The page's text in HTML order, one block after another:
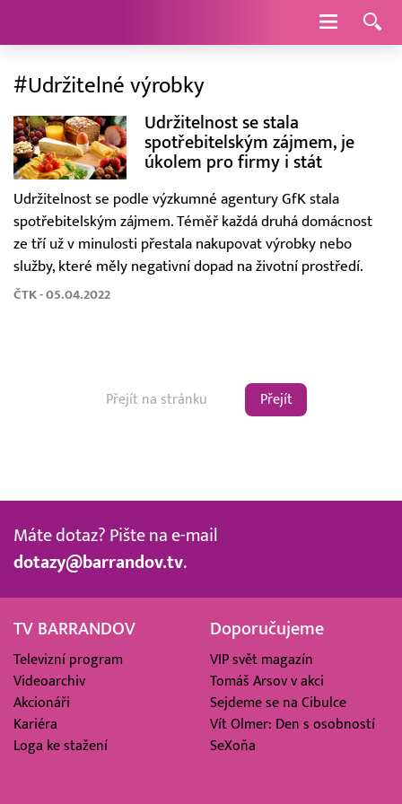
Navigace
#Udržitelné výrobky
Udržitelnost se stala
spotřebitelským zájmem, je
úkolem pro firmy i stát
Udržitelnost se podle výzkumné agentury GfK stala
spotřebitelským zájmem. Téměř každá druhá domácnost
ze tří už v minulosti přestala nakupovat výrobky nebo
služby, které měly negativní dopad na životní prostředí.
ČTK - 05.04.2022
Přejít
Máte dotaz? Pište na e-mail
dotazy@barrandov.tv.
TV BARRANDOV
Televizní program
Videoarchiv
Akcionáři
Kariéra
Loga ke stažení
Doporučujeme
VIP svět magazín
Tomáš Arsov v akci
Sejdeme se na Cibulce
Vít Olmer: Den s osobností
SeXoňa